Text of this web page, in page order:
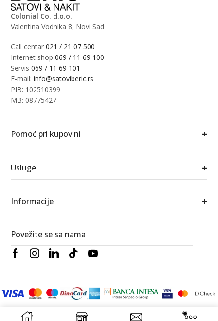
Colonial Co. d.o.o.
Valentina Vodnika 8, Novi Sad
Call centar021 / 21 07 500
Internet shop069 / 11 69 100
Servis069 / 11 69 101
E-mail:info@satoviberic.rs
PIB: 102510399
MB: 08775427
Pomoć pri kupovini +
Usluge +
Informacije +
Povežite se sa nama